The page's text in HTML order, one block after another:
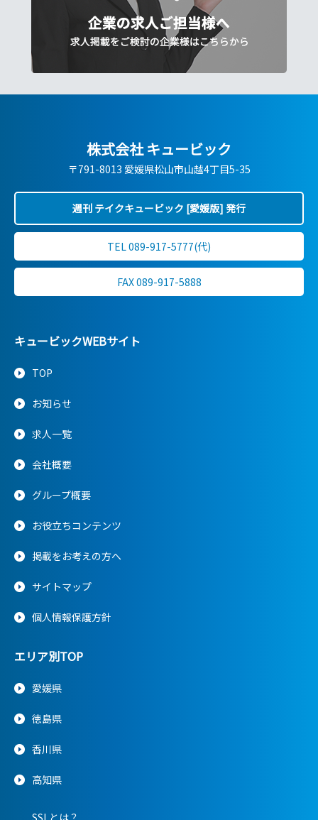
株式会社 キュービック
〒791-8013 愛媛県松山市山越4丁目5-35
週刊 テイクキュービック [愛媛版] 発行
TEL 089-917-5777(代)
FAX 089-917-5888
キュービックWEBサイト
TOP
お知らせ
求人一覧
会社概要
グループ概要
お役立ちコンテンツ
掲載をお考えの方へ
サイトマップ
個人情報保護方針
エリア別TOP
愛媛県
徳島県
香川県
高知県
SSLとは？